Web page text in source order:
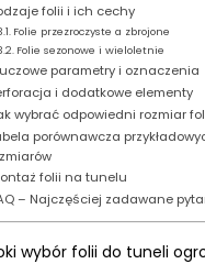
folii i ich cechy
Folie przezroczyste a zbrojone
Folie sezonowe i wieloletnie
parametry i oznaczenia
i dodatkowe elementy
wybrać odpowiedni rozmiar
porównawcza
folii na tunelu
– Najczęściej zadawane
wybór folii do tuneli